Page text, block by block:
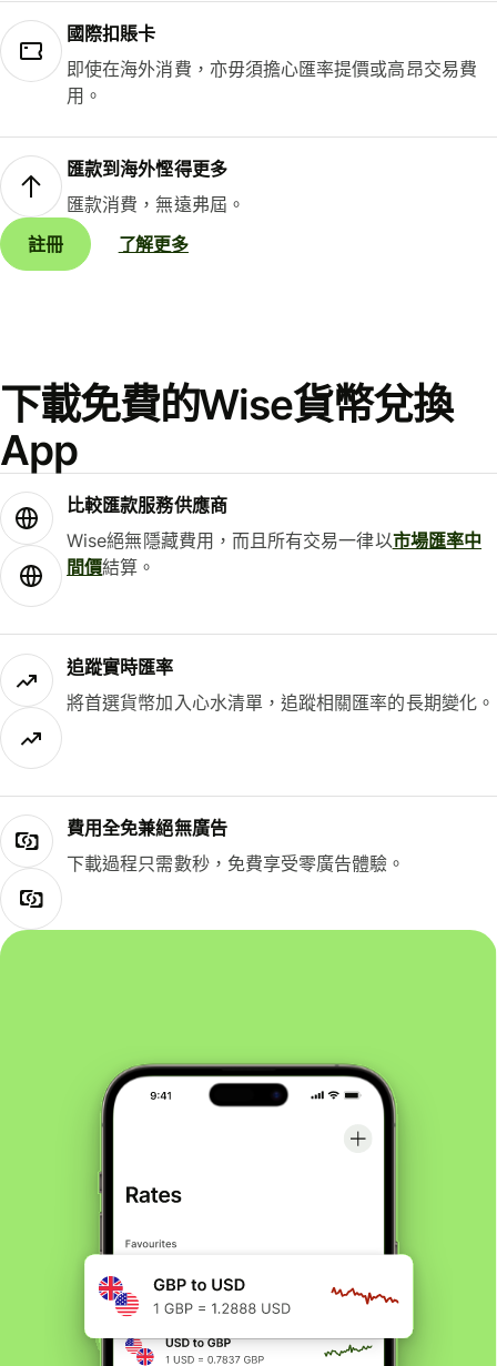
國際扣賬卡
即使在海外消費，亦毋須擔心匯率提價或高昂交易費
用。
匯款到海外慳得更多
匯款消費，無遠弗屆。
註冊
了解更多
下載免費的Wise貨幣兌換
App
比較匯款服務供應商
Wise絕無隱藏費用，而且所有交易一律以市場匯率中
間價結算。
追蹤實時匯率
將首選貨幣加入心水清單，追蹤相關匯率的長期變化。
費用全免兼絕無廣告
下載過程只需數秒，免費享受零廣告體驗。